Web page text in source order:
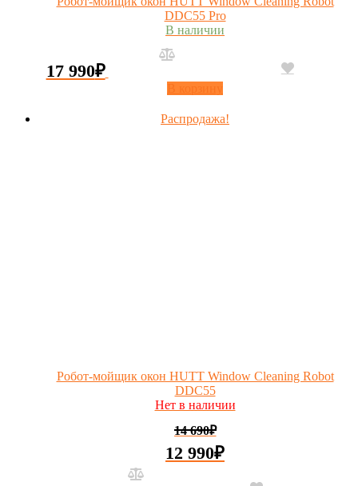
DDC55 Pro
В наличии
17 990₽
Распродажа!
Робот-мойщик окон HUTT Window Cleaning Robot
DDC55
Нет в наличии
14 690₽
12 990₽